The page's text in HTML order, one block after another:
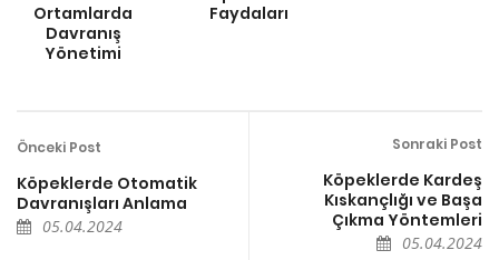
Ortamlarda
Davranış
Yönetimi
Faydaları
Önceki Post
Köpeklerde Otomatik
Davranışları Anlama
05.04.2024
Sonraki Post
Köpeklerde Kardeş
Kıskançlığı ve Başa
Çıkma Yöntemleri
05.04.2024